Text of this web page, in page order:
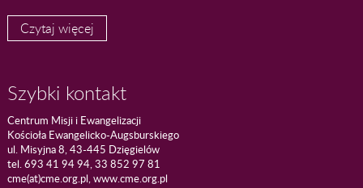
Czytaj więcej
Szybki kontakt
Centrum Misji i Ewangelizacji
Kościoła Ewangelicko-Augsburskiego
ul. Misyjna 8, 43-445 Dzięgielów
tel. 693 41 94 94, 33 852 97 81
cme(at)cme.org.pl, www.cme.org.pl